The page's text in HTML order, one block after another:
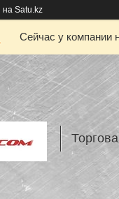
на Satu.kz
Сейчас у компании